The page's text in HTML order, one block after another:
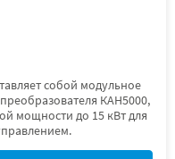
собой модульное
КАН5000,
мощности до 15 кВт для